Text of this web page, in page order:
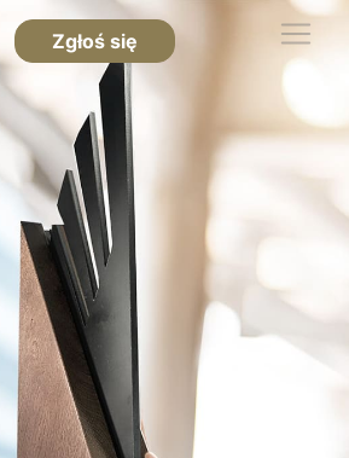
Zgłoś się